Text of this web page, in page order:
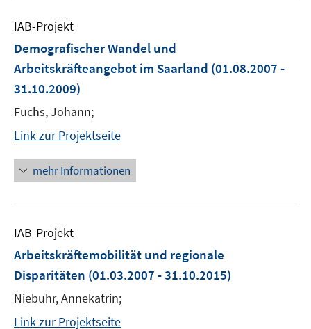
IAB-Projekt
Demografischer Wandel und
Arbeitskräfteangebot im Saarland (01.08.2007 -
31.10.2009)
Fuchs, Johann;
Link zur Projektseite
mehr Informationen
IAB-Projekt
Arbeitskräftemobilität und regionale
Disparitäten (01.03.2007 - 31.10.2015)
Niebuhr, Annekatrin;
Link zur Projektseite